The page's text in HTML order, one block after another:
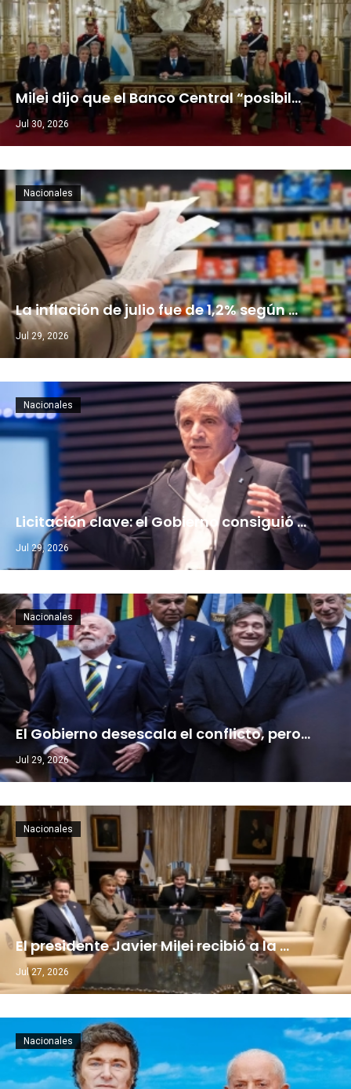
Milei dijo que el Banco Central “posibil…
Jul 30, 2026
La inflación de julio fue de 1,2% según …
Jul 29, 2026
Nacionales
Licitación clave: el Gobierno consiguió …
Jul 29, 2026
Nacionales
El Gobierno desescala el conflicto, pero…
Jul 29, 2026
Nacionales
El presidente Javier Milei recibió a la …
Jul 27, 2026
Nacionales
Nacionales